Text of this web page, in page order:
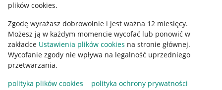
plików cookies.
Zgodę wyrażasz dobrowolnie i jest ważna 12 miesięcy.
Możesz ją w każdym momencie wycofać lub ponowić w
zakładce Ustawienia plików cookies na stronie głównej.
Wycofanie zgody nie wpływa na legalność uprzedniego
przetwarzania.
polityka plików cookies
polityka ochrony prywatności
Korzystanie z serwisu oznacza akceptację regulaminu